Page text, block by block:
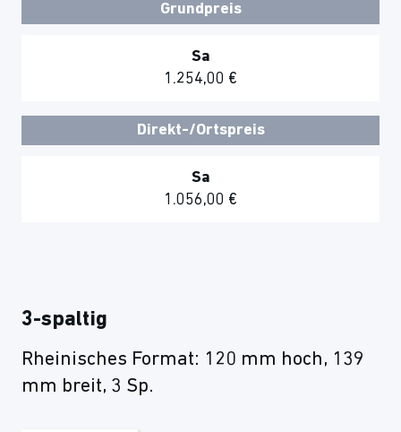
Grundpreis
Sa
1.254,00 €
Direkt-/Ortspreis
Sa
1.056,00 €
3-spaltig
Rheinisches Format: 120 mm hoch, 139
mm breit, 3 Sp.